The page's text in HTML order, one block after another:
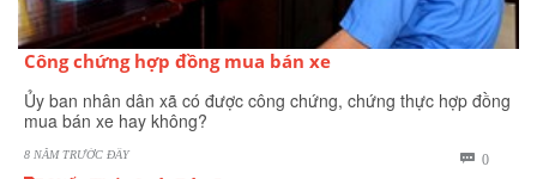
Công chứng hợp đồng mua bán xe
Ủy ban nhân dân xã có được công chứng, chứng thực hợp đồng
mua bán xe hay không?
8 NĂM TRƯỚC ĐÂY  0BÌNH